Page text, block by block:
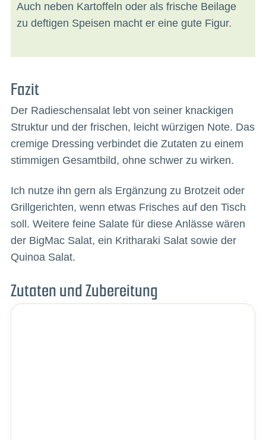
Auch neben Kartoffeln oder als frische Beilage
zu deftigen Speisen macht er eine gute Figur.
Fazit
Der Radieschensalat lebt von seiner knackigen
Struktur und der frischen, leicht würzigen Note. Das
cremige Dressing verbindet die Zutaten zu einem
stimmigen Gesamtbild, ohne schwer zu wirken.
Ich nutze ihn gern als Ergänzung zu Brotzeit oder
Grillgerichten, wenn etwas Frisches auf den Tisch
soll. Weitere feine Salate für diese Anlässe wären
der BigMac Salat, ein Kritharaki Salat sowie der
Quinoa Salat.
Zutaten und Zubereitung